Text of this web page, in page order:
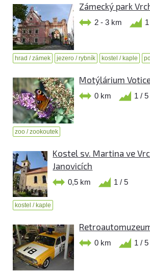
Zámecký park
2 - 3 km
hrad / zámek jezero / rybník kostel / kaple
Motýlárium
0 km 1 / 5
zoo / zookoutek
Kostel sv. Martina ve
Janovicích
0,5 km 1 / 5
kostel / kaple
0 km 1 / 5